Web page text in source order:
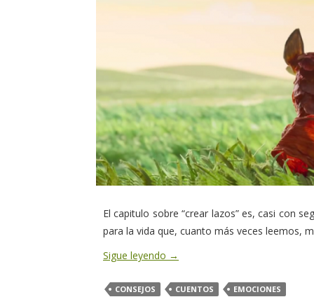
El capitulo sobre “crear lazos” es, casi con
para la vida que, cuanto más veces leemos,
Sigue leyendo →
CONSEJOS CUENTOS EMOCIONES